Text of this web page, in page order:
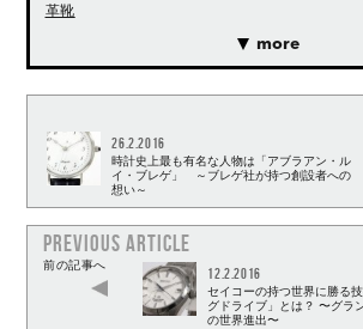
革靴
more
26.2.2016
時計史上最も有名な人物は「アブラアン・ル
イ・ブレゲ」 ～ブレゲ社が持つ創設者への
想い～
PREVIOUS ARTICLE
前の記事へ
12.2.2016
セイコーの持つ世界に勝る
グドライブ」とは？ 〜グラ
の世界進出〜